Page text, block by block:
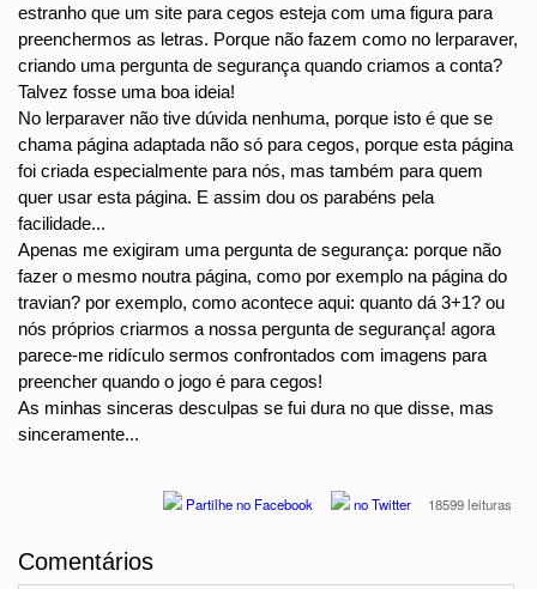
estranho que um site para cegos esteja com uma figura para
preenchermos as letras. Porque não fazem como no lerparaver,
criando uma pergunta de segurança quando criamos a conta?
Talvez fosse uma boa ideia!
No lerparaver não tive dúvida nenhuma, porque isto é que se
chama página adaptada não só para cegos, porque esta página
foi criada especialmente para nós, mas também para quem
quer usar esta página. E assim dou os parabéns pela
facilidade...
Apenas me exigiram uma pergunta de segurança: porque não
fazer o mesmo noutra página, como por exemplo na página do
travian? por exemplo, como acontece aqui: quanto dá 3+1? ou
nós próprios criarmos a nossa pergunta de segurança! agora
parece-me ridículo sermos confrontados com imagens para
preencher quando o jogo é para cegos!
As minhas sinceras desculpas se fui dura no que disse, mas
sinceramente...
Partilhe no Facebook no Twitter 18599 leituras
Comentários